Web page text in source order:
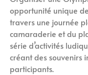
opportunité unique
travers une journée
camaraderie et du
série d’activités
créant des souvenirs
participants.